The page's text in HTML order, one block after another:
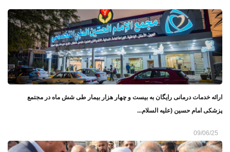
ارائه خدمات درمانی رایگان به بیست و چهار هزار بیمار طی شش ماه در مجتمع
پزشکی امام حسین (علیه‌ السلام...
09/06/25